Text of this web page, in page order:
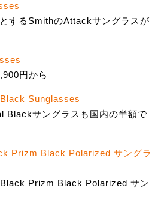
するSmithのAttackサングラスが
円から
Sunglasses
Blackサングラスも国内の半額で
Prizm Black Polarized サングラ
Prizm Black Polarized サン